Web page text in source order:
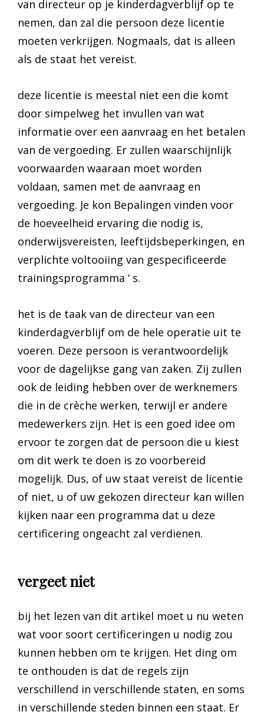
van directeur op je kinderdagverblijf op te
nemen, dan zal die persoon deze licentie
moeten verkrijgen. Nogmaals, dat is alleen
als de staat het vereist.
deze licentie is meestal niet een die komt
door simpelweg het invullen van wat
informatie over een aanvraag en het betalen
van de vergoeding. Er zullen waarschijnlijk
voorwaarden waaraan moet worden
voldaan, samen met de aanvraag en
vergoeding. Je kon Bepalingen vinden voor
de hoeveelheid ervaring die nodig is,
onderwijsvereisten, leeftijdsbeperkingen, en
verplichte voltooiing van gespecificeerde
trainingsprogramma ‘ s.
het is de taak van de directeur van een
kinderdagverblijf om de hele operatie uit te
voeren. Deze persoon is verantwoordelijk
voor de dagelijkse gang van zaken. Zij zullen
ook de leiding hebben over de werknemers
die in de crèche werken, terwijl er andere
medewerkers zijn. Het is een goed idee om
ervoor te zorgen dat de persoon die u kiest
om dit werk te doen is zo voorbereid
mogelijk. Dus, of uw staat vereist de licentie
of niet, u of uw gekozen directeur kan willen
kijken naar een programma dat u deze
certificering ongeacht zal verdienen.
vergeet niet
bij het lezen van dit artikel moet u nu weten
wat voor soort certificeringen u nodig zou
kunnen hebben om te krijgen. Het ding om
te onthouden is dat de regels zijn
verschillend in verschillende staten, en soms
in verschillende steden binnen een staat. Er